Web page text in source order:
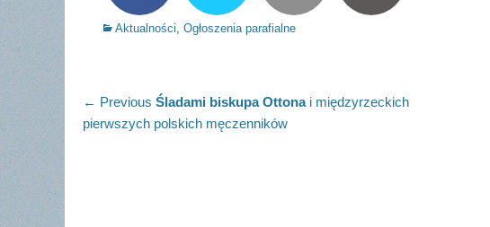
Categories
Aktualności Ogłoszenia parafialne
Nawigacja
wpisu
← Previous Previous
post:
Śladami biskupa Ottonai międzyrzeckich
pierwszych polskich męczenników